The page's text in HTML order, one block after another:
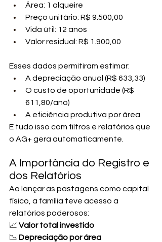
Área: 1 alqueire
Preço unitário: R$ 9.500,00
Vida útil: 12 anos
Valor residual: R$ 1.900,00
Esses dados permitiram estimar:
A depreciação anual (R$ 633,33)
O custo de oportunidade (R$
611,80/ano)
A eficiência produtiva por área
E tudo isso com filtros e relatórios que
o AG+ gera automaticamente.
A Importância do Registro e
dos Relatórios
Ao lançar as pastagens como capital
físico, a família teve acesso a
relatórios poderosos:
📈 Valor total investido
📉 Depreciação por área